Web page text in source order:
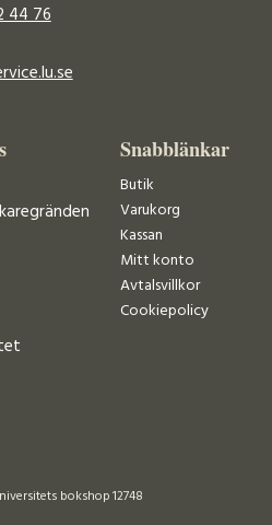
44 76
Snabblänkar
Butik
Varukorg
Kassan
Mitt konto
Avtalsvillkor
Cookiepolicy
bokshop 12748